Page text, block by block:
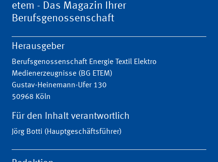
etem - Das Magazin Ihrer
Berufsgenossenschaft
Herausgeber
Berufsgenossenschaft Energie Textil Elektro
Medienerzeugnisse (BG ETEM)
Gustav-Heinemann-Ufer 130
50968 Köln
Für den Inhalt verantwortlich
Jörg Botti (Hauptgeschäftsführer)